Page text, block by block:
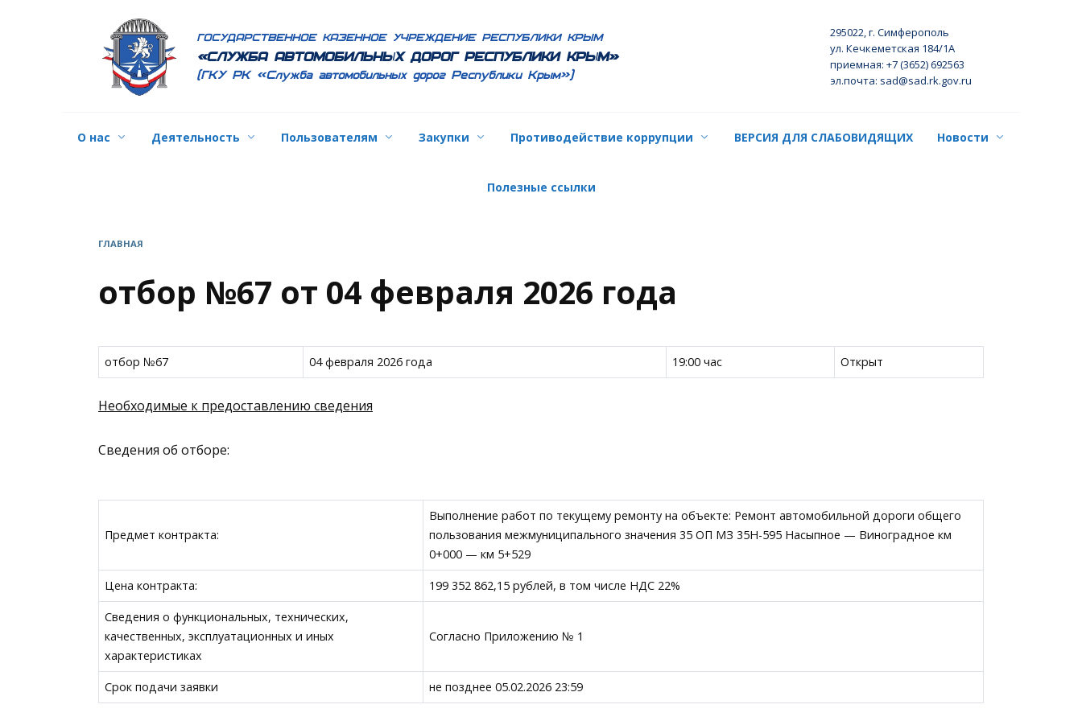
ГОСУДАРСТВЕННОЕ КАЗЕННОЕ УЧРЕЖДЕНИЕ РЕСПУБЛИКИ КРЫМ
«СЛУЖБА АВТОМОБИЛЬНЫХ ДОРОГ РЕСПУБЛИКИ КРЫМ»
(ГКУ РК «Служба автомобильных дорог Республики Крым»)
295022, г. Симферополь
ул. Кечкеметская 184/1А
приемная: +7 (3652) 692563
эл.почта: sad@sad.rk.gov.ru
О нас Деятельность Пользователям Закупки Противодействие коррупции ВЕРСИЯ ДЛЯ СЛАБОВИДЯЩИХ Новости
Полезные ссылки
ГЛАВНАЯ
отбор №67 от 04 февраля 2026 года
отбор №67 04 февраля 2026 года 19:00 час Открыт
Необходимые к предоставлению сведения
Сведения об отборе:
Предмет контракта:
Выполнение работ по текущему ремонту на объекте: Ремонт автомобильной дороги общего
пользования межмуниципального значения 35 ОП МЗ 35Н-595 Насыпное — Виноградное км
0+000 — км 5+529
Цена контракта: 199 352 862,15 рублей, в том числе НДС 22%
Сведения о функциональных, технических,
качественных, эксплуатационных и иных
характеристиках
Согласно Приложению № 1
Срок подачи заявки не позднее 05.02.2026 23:59